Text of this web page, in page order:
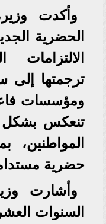
وأكدت
الحضرية
ترجمتها إلى
ومؤسسات
تنعكس بشكل
المواطنين،
حضرية
وأشارت
السنوات